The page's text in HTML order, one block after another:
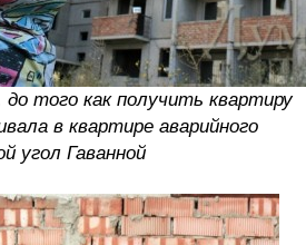
того как получить квартиру
в квартире аварийного
угол Гаванной